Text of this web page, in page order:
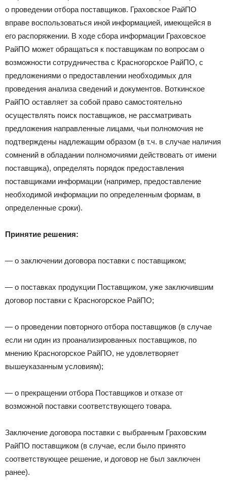
о проведении отбора поставщиков. Граховское РайПО
вправе воспользоваться иной информацией, имеющейся в
его распоряжении. В ходе сбора информации Граховское
РайПО может обращаться к поставщикам по вопросам о
возможности сотрудничества с Красногорское РайПО, с
предложениями о предоставлении необходимых для
проведения анализа сведений и документов. Воткинское
РайПО оставляет за собой право самостоятельно
осуществлять поиск поставщиков, не рассматривать
предложения направленные лицами, чьи полномочия не
подтверждены надлежащим образом (в т.ч. в случае наличия
сомнений в обладании полномочиями действовать от имени
поставщика), определять порядок предоставления
поставщиками информации (например, предоставление
необходимой информации по определенным формам, в
определенные сроки).
Принятие решения:
— о заключении договора поставки с поставщиком;
— о поставках продукции Поставщиком, уже заключившим
договор поставки с Красногорское РайПО;
— о проведении повторного отбора поставщиков (в случае
если ни один из проанализированных поставщиков, по
мнению Красногорское РайПО, не удовлетворяет
вышеуказанным условиям);
— о прекращении отбора Поставщиков и отказе от
возможной поставки соответствующего товара.
Заключение договора поставки с выбранным Граховским
РайПО поставщиком (в случае, если было принято
соответствующее решение, и договор не был заключен
ранее).